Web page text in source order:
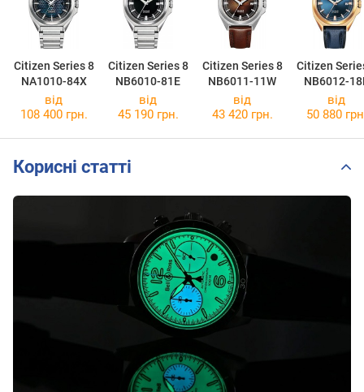
Citizen Series 8
NA1010-84X
Citizen Series 8
NB6010-81E
Citizen Series 8
NB6011-11W
Citizen
NB6012-
від
108 400 грн.
від
45 190 грн.
від
43 420 грн.
від
50 880
Корисні статті